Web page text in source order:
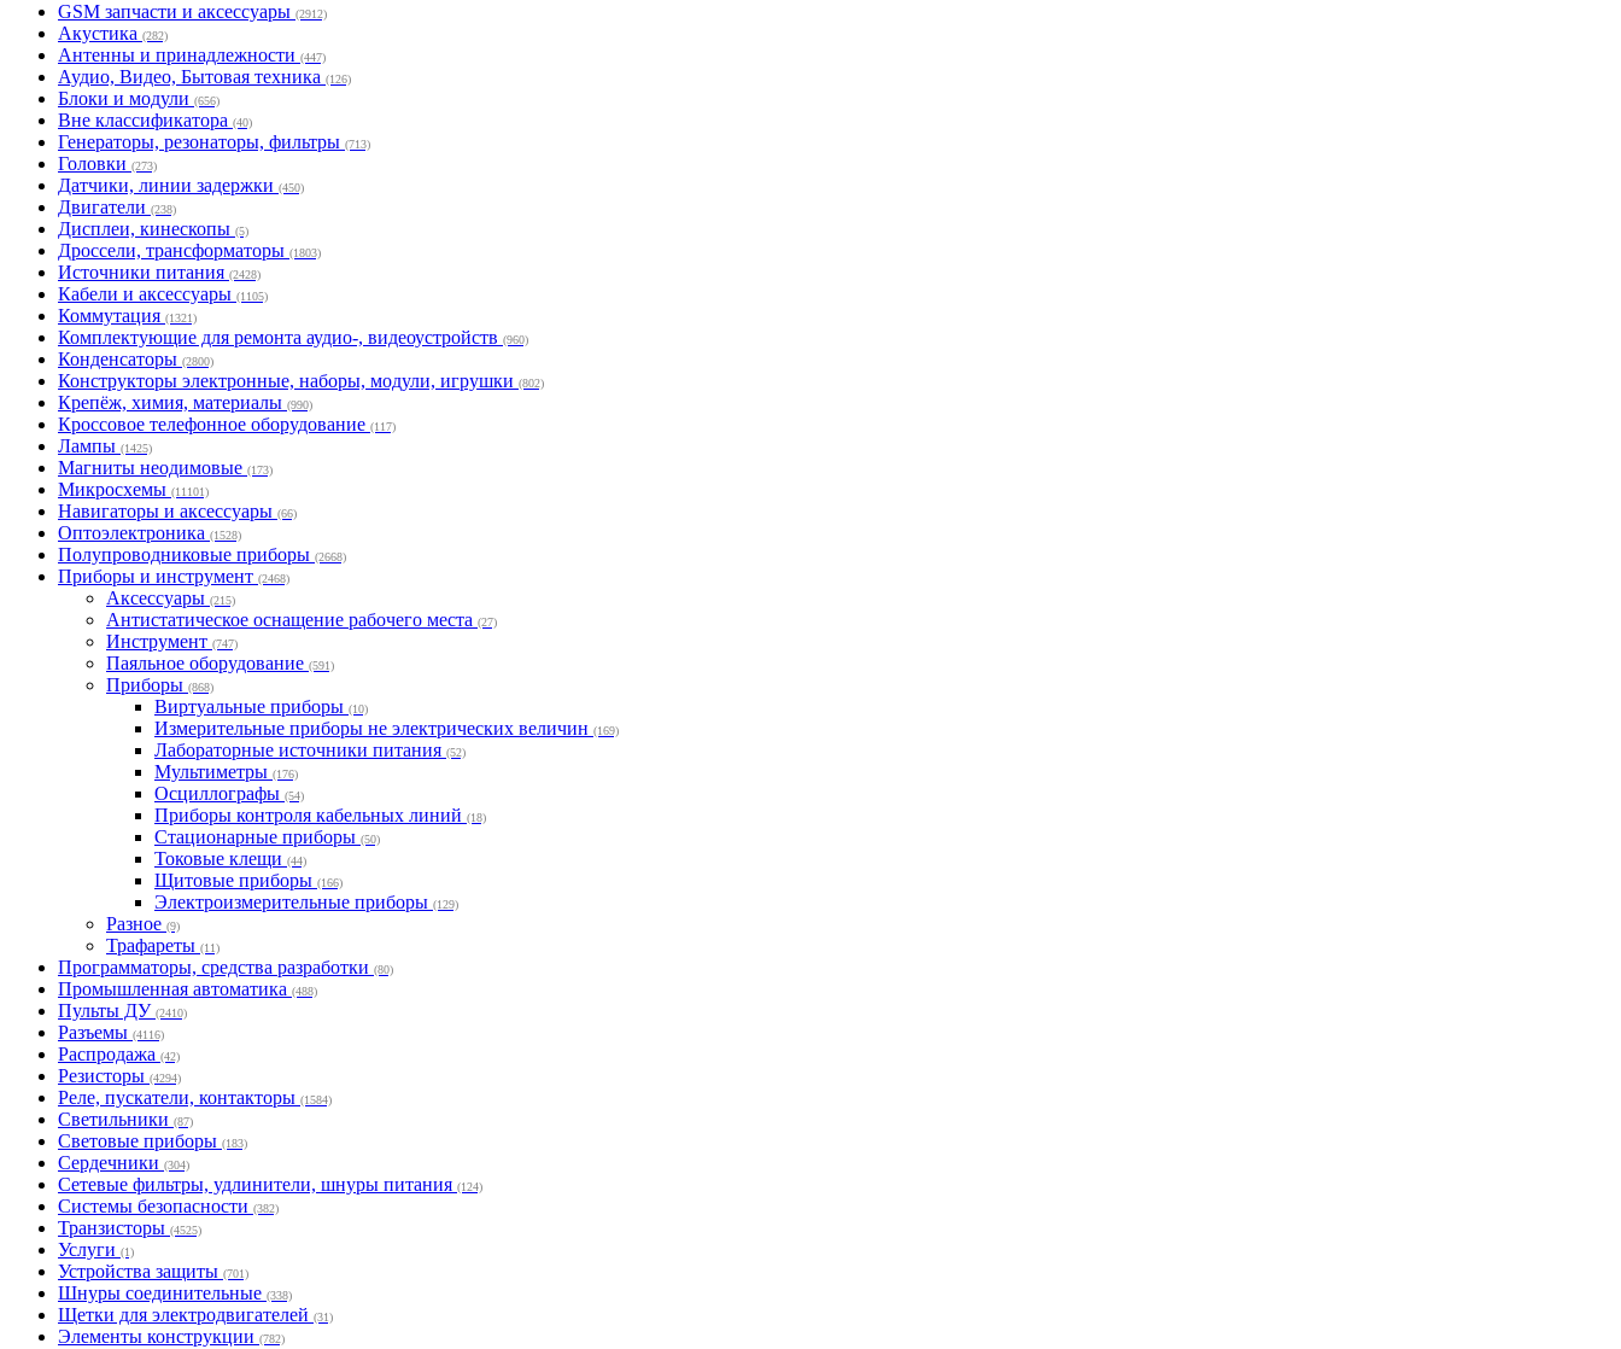
GSM запчасти и аксессуары (2912)
Акустика (282)
Антенны и принадлежности (447)
Аудио, Видео, Бытовая техника (126)
Блоки и модули (656)
Вне классификатора (40)
Генераторы, резонаторы, фильтры (713)
Головки (273)
Датчики, линии задержки (450)
Двигатели (238)
Дисплеи, кинескопы (5)
Дроссели, трансформаторы (1803)
Источники питания (2428)
Кабели и аксессуары (1105)
Коммутация (1321)
Комплектующие для ремонта аудио-, видеоустройств (960)
Конденсаторы (2800)
Конструкторы электронные, наборы, модули, игрушки (802)
Крепёж, химия, материалы (990)
Кроссовое телефонное оборудование (117)
Лампы (1425)
Магниты неодимовые (173)
Микросхемы (11101)
Навигаторы и аксессуары (66)
Оптоэлектроника (1528)
Полупроводниковые приборы (2668)
Приборы и инструмент (2468)
Аксессуары (215)
Антистатическое оснащение рабочего места (27)
Инструмент (747)
Паяльное оборудование (591)
Приборы (868)
Виртуальные приборы (10)
Измерительные приборы не электрических величин (169)
Лабораторные источники питания (52)
Мультиметры (176)
Осциллографы (54)
Приборы контроля кабельных линий (18)
Стационарные приборы (50)
Токовые клещи (44)
Щитовые приборы (166)
Электроизмерительные приборы (129)
Разное (9)
Трафареты (11)
Программаторы, средства разработки (80)
Промышленная автоматика (488)
Пульты ДУ (2410)
Разъемы (4116)
Распродажа (42)
Резисторы (4294)
Реле, пускатели, контакторы (1584)
Светильники (87)
Световые приборы (183)
Сердечники (304)
Сетевые фильтры, удлинители, шнуры питания (124)
Системы безопасности (382)
Транзисторы (4525)
Услуги (1)
Устройства защиты (701)
Шнуры соединительные (338)
Щетки для электродвигателей (31)
Элементы конструкции (782)